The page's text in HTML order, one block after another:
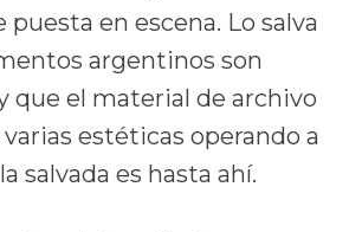
en escena. Lo salva
argentinos son
que el material de archivo
estéticas operando a
salvada es hasta ahí.